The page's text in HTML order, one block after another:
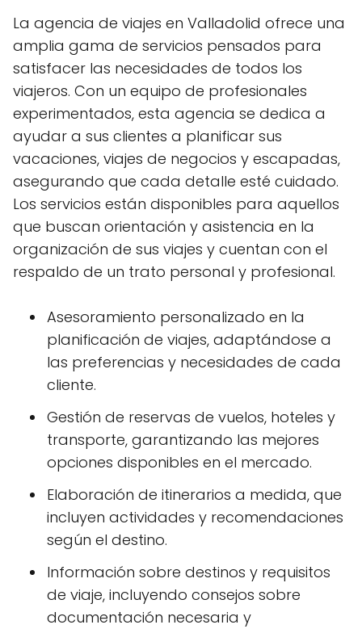
La agencia de viajes en Valladolid ofrece una
amplia gama de servicios pensados para
satisfacer las necesidades de todos los
viajeros. Con un equipo de profesionales
experimentados, esta agencia se dedica a
ayudar a sus clientes a planificar sus
vacaciones, viajes de negocios y escapadas,
asegurando que cada detalle esté cuidado.
Los servicios están disponibles para aquellos
que buscan orientación y asistencia en la
organización de sus viajes y cuentan con el
respaldo de un trato personal y profesional.
Asesoramiento personalizado en la
planificación de viajes, adaptándose a
las preferencias y necesidades de cada
cliente.
Gestión de reservas de vuelos, hoteles y
transporte, garantizando las mejores
opciones disponibles en el mercado.
Elaboración de itinerarios a medida, que
incluyen actividades y recomendaciones
según el destino.
Información sobre destinos y requisitos
de viaje, incluyendo consejos sobre
documentación necesaria y